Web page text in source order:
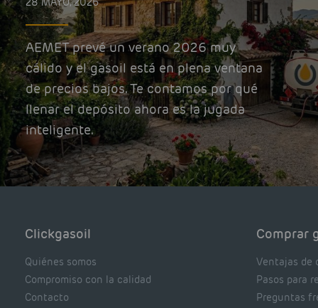
AEMET prevé un verano 2026 muy
cálido y el gasoil está en plena ventana
de precios bajos. Te contamos por qué
llenar el depósito ahora es la jugada
inteligente.
Clickgasoil
Quiénes somos
Compromiso con la calidad
Contacto
Comprar
Ventajas de
Pasos para
Preguntas